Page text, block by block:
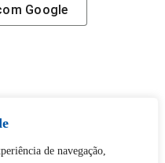
de navegação,
Google
deseja